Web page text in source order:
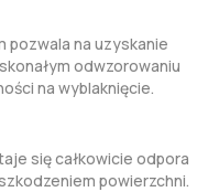
pozwala na uzyskanie
odwzorowaniu
na wyblaknięcie.
się całkowicie odpora
powierzchni.